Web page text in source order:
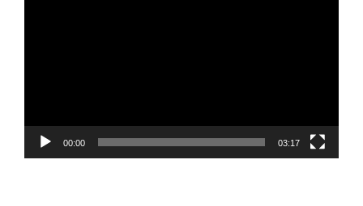
00:00 03:17